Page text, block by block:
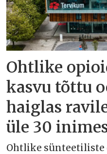
Ohtlike
kasvu tõttu
haiglas
üle 30
Ohtlike sünteetiliste